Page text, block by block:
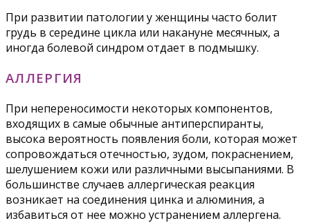
При развитии патологии у женщины часто болит
грудь в середине цикла или накануне месячных, а
иногда болевой синдром отдает в подмышку.
АЛЛЕРГИЯ
При непереносимости некоторых компонентов,
входящих в самые обычные антиперспиранты,
высока вероятность появления боли, которая может
сопровождаться отечностью, зудом, покраснением,
шелушением кожи или различными высыпаниями. В
большинстве случаев аллергическая реакция
возникает на соединения цинка и алюминия, а
избавиться от нее можно устранением аллергена.